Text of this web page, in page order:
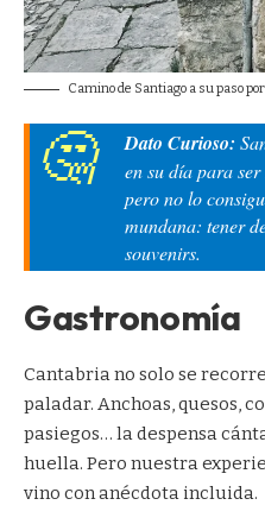
Camino de Santiago a su paso
Dato Curioso:
en su día para
pero no lo
mundana: tener
souvenirs.
Gastronomía
Cantabria no solo se
paladar. Anchoas, quesos,
pasiegos… la despensa
huella. Pero nuestra
vino con anécdota incluida.